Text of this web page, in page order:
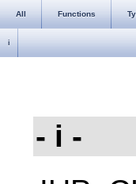
All Functions
i
- i -